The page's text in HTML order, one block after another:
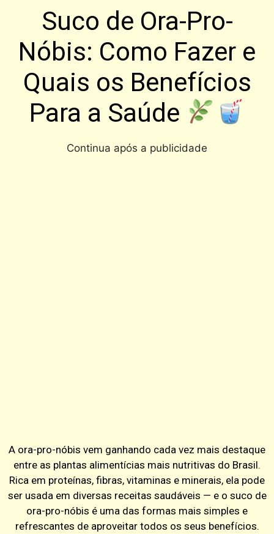
Suco de Ora-Pro-
Nóbis: Como Fazer e
Quais os Benefícios
Para a Saúde
Continua após a publicidade
A ora-pro-nóbis vem ganhando cada vez mais destaque
entre as plantas alimentícias mais nutritivas do Brasil.
Rica em proteínas, fibras, vitaminas e minerais, ela pode
ser usada em diversas receitas saudáveis — e o suco de
ora-pro-nóbis é uma das formas mais simples e
refrescantes de aproveitar todos os seus benefícios.